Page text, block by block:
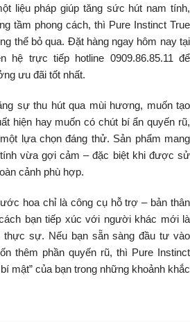
liệu pháp giúp tăng sức hút nam tính,
tầm phong cách, thì Pure Instinct True
thể bỏ qua. Đặt hàng ngay hôm nay tại
hệ trực tiếp hotline 0909.86.85.11 để
ưu đãi tốt nhất.
sự thu hút qua mùi hương, muốn tạo
hiện hay muốn có chút bí ẩn quyến rũ,
lựa chọn đáng thử. Sản phẩm mang
vừa gợi cảm – đặc biệt khi được sử
cảnh phù hợp.
hoa chỉ là công cụ hỗ trợ – bản thân
bạn tiếp xúc với người khác mới là
thực sự. Nếu bạn sẵn sàng đầu tư vào
thêm phần quyến rũ, thì Pure Instinct
mật” của bạn trong những khoảnh khắc